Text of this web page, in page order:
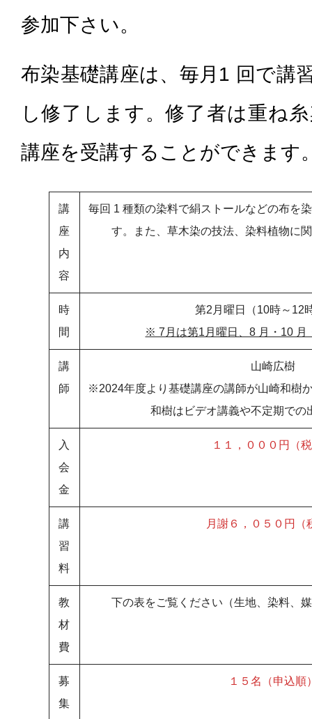
参加下さい。
布染基礎講座は、毎月1 回で講
し修了します。修了者は重ね
講座を受講することができます
講
座
内
容
毎回 1 種類の染料で絹ストールなどの布を
す。また、草木染の技法、染料植物に
時
間
第2月曜日（10時～12
※ 7月は第1月曜日、8 月・10 月
講
師
山崎広樹
※2024年度より基礎講座の講師が山崎和樹
和樹はビデオ講義や不定期での
入
会
金
１１，０００円（
講
習
料
月謝６，０５０円（
教
材
費
下の表をご覧ください（生地、染料、
募
集
１５名（申込順